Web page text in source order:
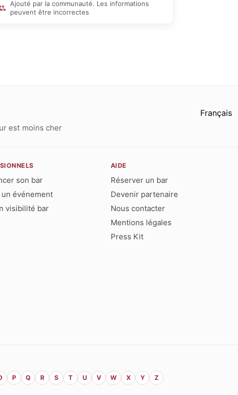
Ajouté par la communauté. Les informations
peuvent être incorrectes
est moins cher
Français
son bar
événement
visibilité bar
AIDE
Réserver un bar
Devenir partenaire
Nous contacter
Mentions légales
Press Kit
P Q R S T U V W X Y Z